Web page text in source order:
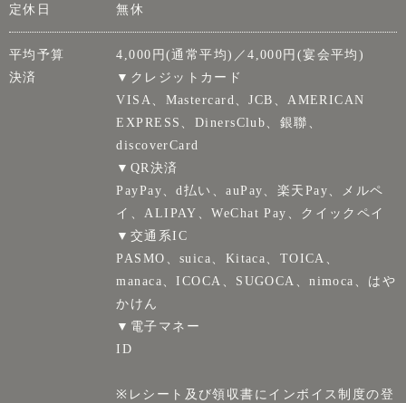
定休日
無休
平均予算
4,000円(通常平均)／4,000円(宴会平均)
決済
▼クレジットカード
VISA、Mastercard、JCB、AMERICAN
EXPRESS、DinersClub、銀聯、
discoverCard
▼QR決済
PayPay、d払い、auPay、楽天Pay、メルペ
イ、ALIPAY、WeChat Pay、クイックペイ
▼交通系IC
PASMO、suica、Kitaca、TOICA、
manaca、ICOCA、SUGOCA、nimoca、はや
かけん
▼電子マネー
ID
※レシート及び領収書にインボイス制度の登